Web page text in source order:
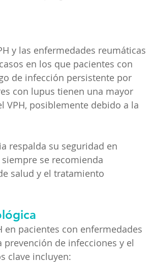
y las enfermedades reumáticas
en los que pacientes con
de infección persistente por
con lupus tienen una mayor
VPH, posiblemente debido a la
respalda su seguridad en
se recomienda
salud y el tratamiento
pacientes con enfermedades
de infecciones y el
clave incluyen: